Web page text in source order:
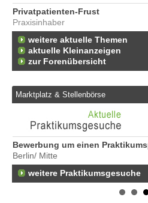
Privatpatienten-Frust
Praxisinhaber
weitere aktuelle Themen
aktuelle Kleinanzeigen
zur Forenübersicht
Marktplatz & Stellenbörse
Bewerbung um einen
Berlin/ Mitte
weitere Praktikumsgesuche